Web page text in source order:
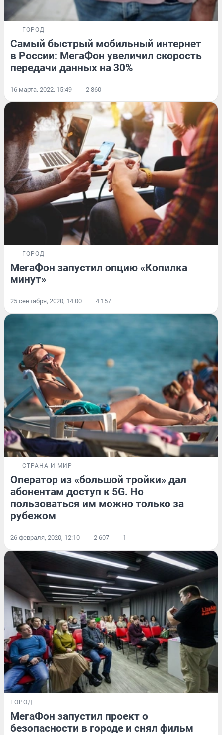
ГОРОД
Самый быстрый мобильный интернет
в России: МегаФон увеличил скорость
передачи данных на 30%
16 марта, 2022, 15:49 2 860
ГОРОД
МегаФон запустил опцию «Копилка
минут»
25 сентября, 2020, 14:00 4 157
СТРАНА И МИР
Оператор из «большой тройки» дал
абонентам доступ к 5G. Но
пользоваться им можно только за
рубежом
26 февраля, 2020, 12:10 2 607 1
ГОРОД
МегаФон запустил проект о
безопасности в городе и снял фильм